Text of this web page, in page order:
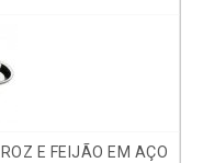
E FEIJÃO EM AÇO